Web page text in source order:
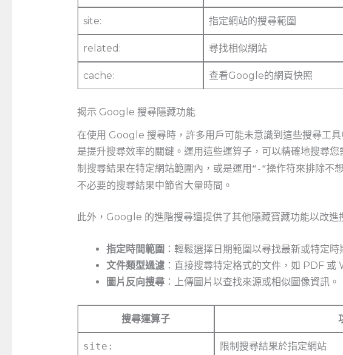
site: 指定網站的搜尋範圍
related: 尋找相似網站
cache: 查看Google的網頁快照
揭示 Google 搜尋隱藏功能
在使用 Google 搜尋時，許多用戶可能未意識到這些搜尋工具
是提升搜尋效率的關鍵。運用這些運算子，可以精確地搜尋您
制搜尋結果在特定網站範圍內，或是運用 “-“操作符來排除不
不必要的搜尋結果中節省大量時間。
此外，Google 的進階搜尋還提供了其他隱藏寶藏功能以改進
指定時間範圍 ：輕鬆選擇日期範圍以尋找最新或特定時
文件類型過濾：直接搜尋特定格式的文件，如 PDF ⁢或
圖片反向搜尋：上傳圖片以查找來源或相似圖像資訊。
搜尋運算子
site: 限制搜尋結果於指定網站